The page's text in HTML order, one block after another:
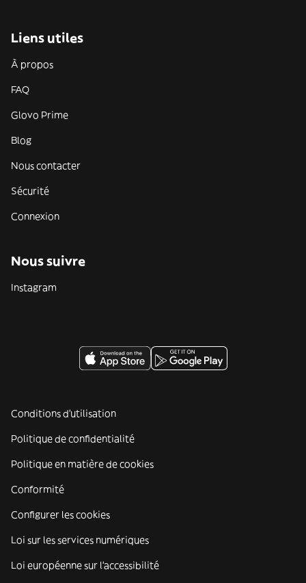
Liens utiles
À propos
FAQ
Glovo Prime
Blog
Nous contacter
Sécurité
Connexion
Nous suivre
Instagram
Conditions d'utilisation
Politique de confidentialité
Politique en matière de cookies
Conformité
Configurer les cookies
Loi sur les services numériques
Loi européenne sur l’accessibilité